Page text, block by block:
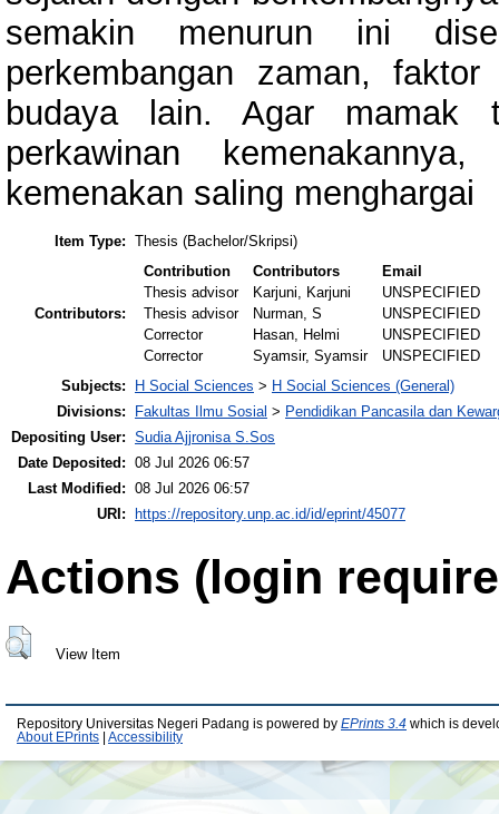
semakin menurun ini
perkembangan zaman,
budaya lain. Agar mamak
perkawinan
kemenakan saling menghargai
Item Type: Thesis (Bachelor/Skripsi)
Contributors:
Contribution Contributors
Email
Thesis advisor
Karjuni, Karjuni
UNSPECIFIED
Thesis advisor
Nurman, S
UNSPECIFIED
Corrector
Hasan, Helmi
UNSPECIFIED
Corrector
Syamsir, Syamsir
UNSPECIFIED
Subjects:
H Social Sciences > H Social Sciences (General)
Divisions:
Fakultas Ilmu Sosial > Pendidikan Pancasila dan
Depositing User: Sudia Ajjronisa S.Sos
Date Deposited: 08 Jul 2026 06:57
Last Modified: 08 Jul 2026 06:57
URI:
https://repository.unp.ac.id/id/eprint/45077
Actions (login
View Item
Repository Universitas Negeri Padang is powered by EPrints 3.4 which is
About EPrints
Accessibility